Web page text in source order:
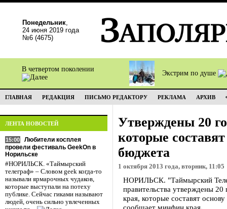
Понедельник,
24 июня 2019 года
№6 (4675)
В четвертом поколении
Экстрим по душе
ГЛАВНАЯ РЕДАКЦИЯ ПИСЬМО РЕДАКТОРУ РЕКЛАМА АРХИВ
ЛЕНТА НОВОСТЕЙ
15:00
Любители косплея
провели фестиваль GeekOn в
Норильске
#НОРИЛЬСК. «Таймырский
телеграф» – Словом geek когда-то
называли ярмарочных чудаков,
которые выступали на потеху
публике. Сейчас гиками называют
людей, очень сильно увлеченных
Утверждены 20
которые
бюджета
1 октября 2013 года, вторник, 11:05
НОРИЛЬСК. "Таймырский
правительства утверждены
края, которые составят
сообщает минфин края.